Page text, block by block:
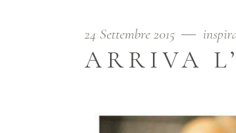
24 Settembre 2015
ARRIVA